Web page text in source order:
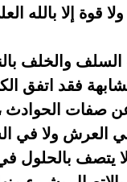
قوة إلا بالله
والخلف
فقد اتفق
صفات الحوادث
العرش ولا في
يتصف